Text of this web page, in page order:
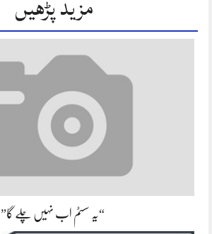
“یہ سسٹم اب نہیں چلے گا”